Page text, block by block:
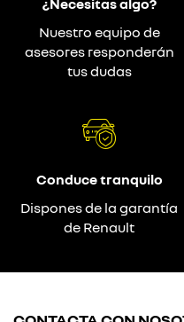
Nuestro equipo de
asesores responderán
tus dudas
Conduce tranquilo
Dispones de la garantía
de Renault